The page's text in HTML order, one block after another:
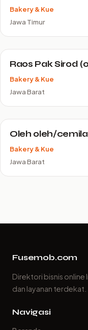
Bakery & Kue
Jawa Timur
Raos Pak Sirod
Bakery & Kue
Jawa Barat
Oleh oleh/
Bakery & Kue
Jawa Barat
Fusemob.com
Direktori bisnis online
dan layanan terdekat.
Navigasi